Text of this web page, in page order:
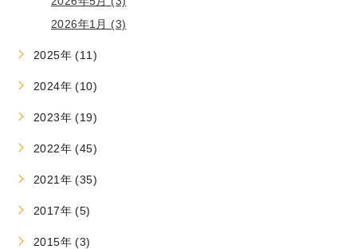
2026年1月 (3)
2025年 (11)
2024年 (10)
2023年 (19)
2022年 (45)
2021年 (35)
2017年 (5)
2015年 (3)